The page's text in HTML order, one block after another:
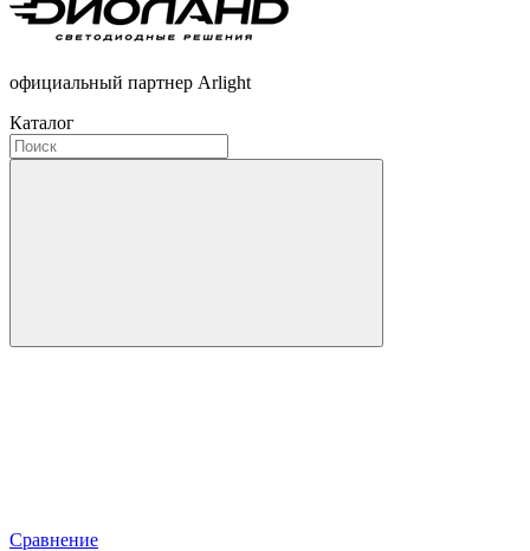
официальный партнер Arlight
Каталог
Сравнение